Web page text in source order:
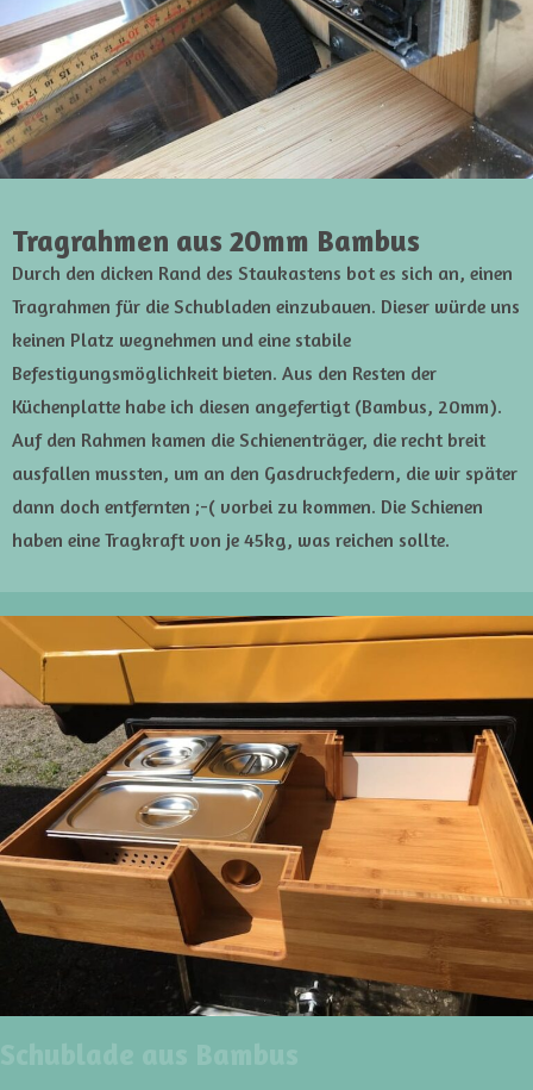
Tragrahmen aus 20mm Bambus
Durch den dicken Rand des Staukastens bot es sich an, einen
Tragrahmen für die Schubladen einzubauen. Dieser würde uns
keinen Platz wegnehmen und eine stabile
Befestigungsmöglichkeit bieten. Aus den Resten der
Küchenplatte habe ich diesen angefertigt (Bambus, 20mm).
Auf den Rahmen kamen die Schienenträger, die recht breit
ausfallen mussten, um an den Gasdruckfedern, die wir später
dann doch entfernten ;-( vorbei zu kommen. Die Schienen
haben eine Tragkraft von je 45kg, was reichen sollte.